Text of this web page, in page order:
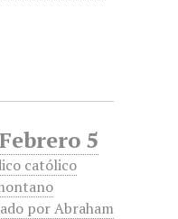
5
católico
por Abraham